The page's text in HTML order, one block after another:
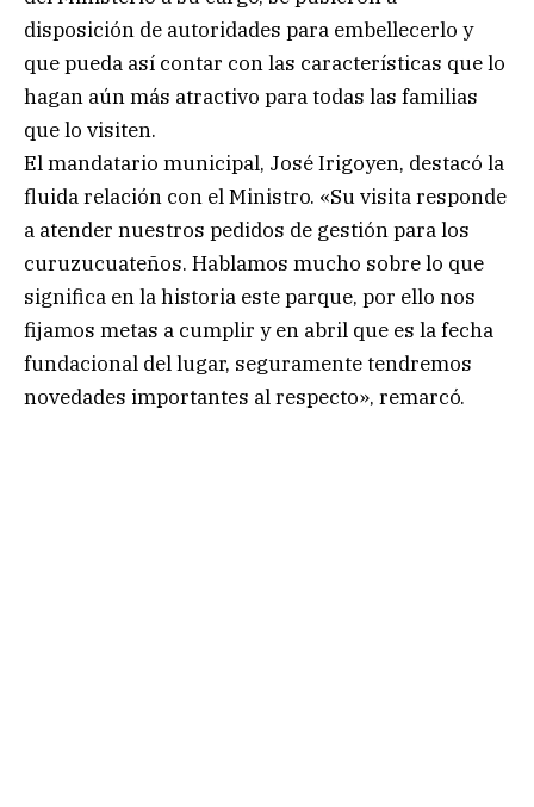
disposición de autoridades para embellecerlo y
que pueda así contar con las características que lo
hagan aún más atractivo para todas las familias
que lo visiten.
El mandatario municipal, José Irigoyen, destacó la
fluida relación con el Ministro. «Su visita responde
a atender nuestros pedidos de gestión para los
curuzucuateños. Hablamos mucho sobre lo que
significa en la historia este parque, por ello nos
fijamos metas a cumplir y en abril que es la fecha
fundacional del lugar, seguramente tendremos
novedades importantes al respecto», remarcó.